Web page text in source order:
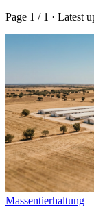
Page 1 / 1 · Latest
Massentierhaltung